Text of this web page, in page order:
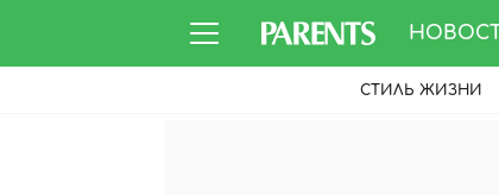
СТИЛЬ ЖИЗНИ